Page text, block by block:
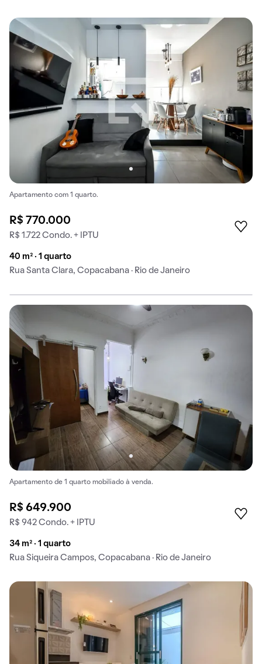
Apartamento com 1 quarto.
R$ 770.000
R$ 1.722 Condo. + IPTU
40 m² · 1 quarto
Rua Santa Clara, Copacabana · Rio de Janeiro
Apartamento de 1 quarto mobiliado à venda.
R$ 649.900
R$ 942 Condo. + IPTU
34 m² · 1 quarto
Rua Siqueira Campos, Copacabana · Rio de Janeiro